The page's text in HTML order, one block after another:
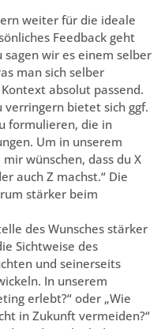
weiter für die ideale
Feedback geht
wir es einem selber
man sich selber
absolut passend.
verringern bietet sich ggf.
formulieren, die in
Um in unserem
wünschen, dass du X
auch Z machst.“ Die
stärker beim
des Wunsches stärker
Sichtweise des
und seinerseits
In unserem
erlebt?“ oder „Wie
in Zukunft vermeiden?“